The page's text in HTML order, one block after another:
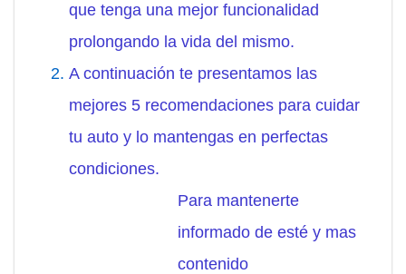
que tenga una mejor funcionalidad
prolongando la vida del mismo.
A continuación te presentamos las
mejores 5 recomendaciones para cuidar
tu auto y lo mantengas en perfectas
condiciones.
Para mantenerte
informado de esté y mas
contenido